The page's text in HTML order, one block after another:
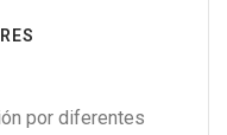
por diferentes